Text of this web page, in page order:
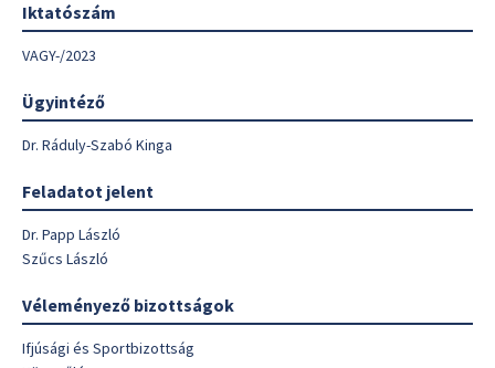
Iktatószám
VAGY-/2023
Ügyintéző
Dr. Ráduly-Szabó Kinga
Feladatot jelent
Dr. Papp László
Szűcs László
Véleményező bizottságok
Ifjúsági és Sportbizottság